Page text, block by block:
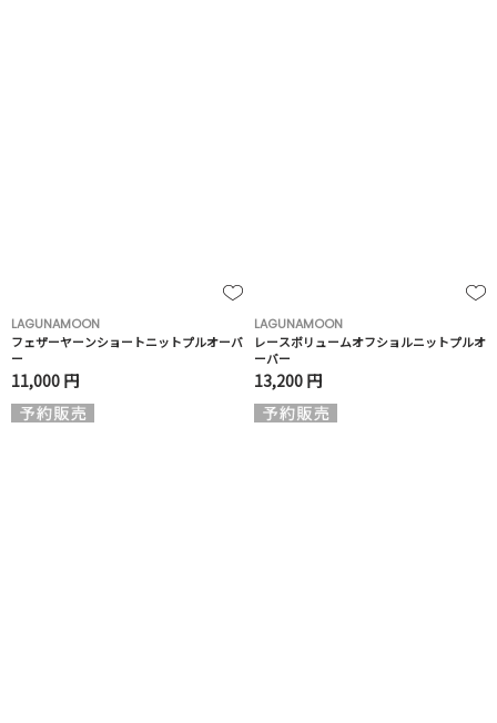
LAGUNAMOON
フェザーヤーンショートニットプルオーバ
ー
11,000 円
LAGUNAMOON
レースボリュームオフショルニットプルオ
ーバー
13,200 円